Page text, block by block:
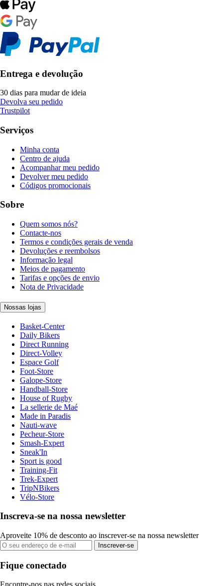
Entrega e devolução
30 dias para mudar de ideia
Devolva seu pedido
Trustpilot
Serviços
Minha conta
Centro de ajuda
Acompanhar meu pedido
Devolver meu pedido
Códigos promocionais
Sobre
Quem somos nós?
Contacte-nos
Termos e condições gerais de venda
Devoluções e reembolsos
Informação legal
Meios de pagamento
Tarifas e opções de envio
Nota de Privacidade
Nossas lojas
Basket-Center
Daily Bikers
Direct Running
Direct-Volley
Espace Golf
Foot-Store
Galope-Store
Handball-Store
House of Rugby
La sellerie de Maé
Made in Paradis
Nauti-wave
Pecheur-Store
Smash-Expert
Sneak'In
Sport is good
Training-Fit
Trek-Expert
TripNBikers
Vélo-Store
Inscreva-se na nossa newsletter
Aproveite 10% de desconto ao inscrever-se na nossa newsletter
Inscrever-se
Fique conectado